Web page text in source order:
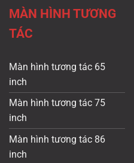
MÀN HÌNH TƯƠNG
TÁC
Màn hình tương tác 65
inch
Màn hình tương tác 75
inch
Màn hình tương tác 86
inch